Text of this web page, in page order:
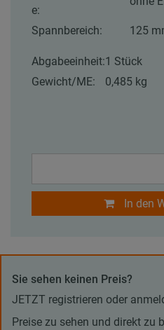
e:
Spannbereich: 125
Abgabeeinheit:1 Stück
Gewicht/ME:
0,485 kg
In den
Sie sehen keinen Preis?
JETZT registrieren oder
Preise zu sehen und direkt zu